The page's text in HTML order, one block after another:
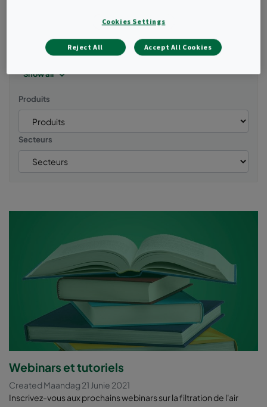
Life science secteur sante Normes reglementations
Show all
Produits
Secteurs
Webinars et tutoriels
Created Maandag 21 Junie 2021
Inscrivez-vous aux prochains webinars sur la filtration de l'air
Cookies Settings
Reject All Accept All Cookies